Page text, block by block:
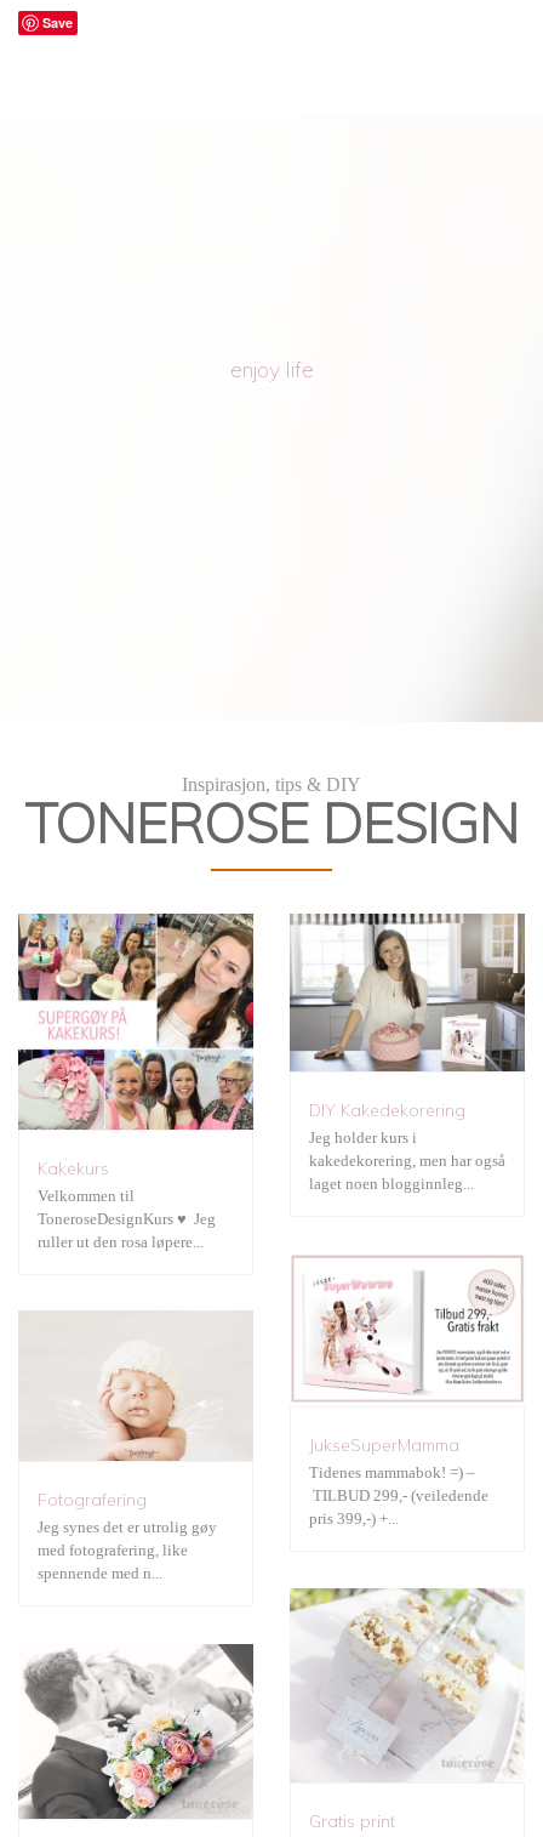
Save
enjoy life
Inspirasjon, tips & DIY
TONEROSE DESIGN
Kakekurs
Velkommen til
ToneroseDesignKurs ♥ Jeg
ruller ut den rosa løpere...
DIY Kakedekorering
Jeg holder kurs i
kakedekorering, men har også
laget noen blogginnleg...
JukseSuperMamma
JukseSuperMamma
Tidenes mammabok! =) –
TILBUD 299,- (veiledende
pris 399,-) +...
Fotografering
Fotografering
Jeg synes det er utrolig gøy
med fotografering, like
spennende med n...
Gratis print
Gratis print